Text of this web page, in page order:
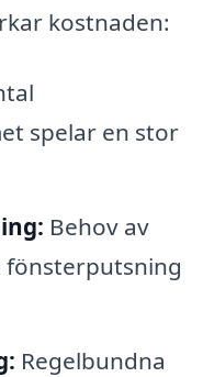
kostnaden:
spelar en stor
Behov av
fönsterputsning
Regelbundna